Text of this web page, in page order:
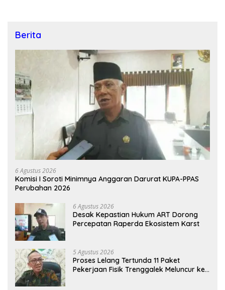
Berita
6 Agustus 2026
Komisi I Soroti Minimnya Anggaran Darurat KUPA-PPAS
Perubahan 2026
6 Agustus 2026
Desak Kepastian Hukum ART Dorong
Percepatan Raperda Ekosistem Karst
5 Agustus 2026
Proses Lelang Tertunda 11 Paket
Pekerjaan Fisik Trenggalek Meluncur ke